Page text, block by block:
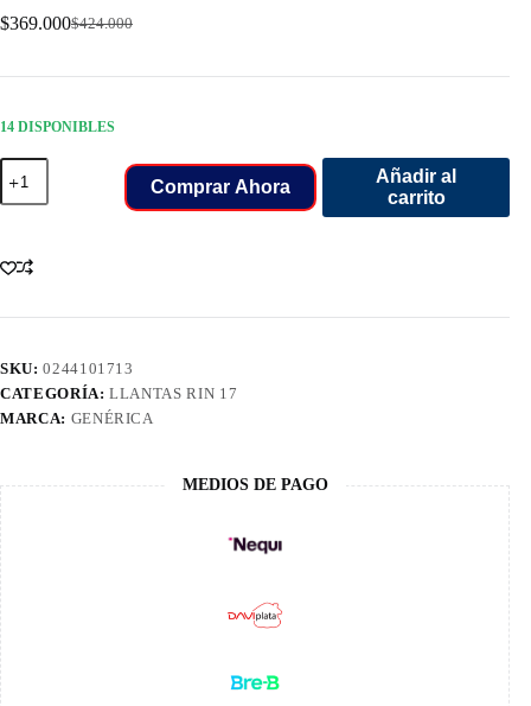
$424.000
Original
was:
$369.000Current
is:
14 DISPONIBLES
215/60/17
LLANT
BOTO
7
Comprar Ahora
Añadir al
carrito
SKU:0244101713
CATEGORÍA:LLANTAS RIN 17
MARCA: GENÉRICA
MEDIOS DE PAGO